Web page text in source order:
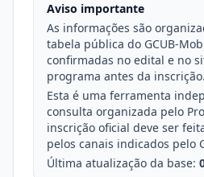
Aviso importante
As informações são
tabela pública do GCUB-
confirmadas no edital e no
programa antes da inscrição.
Esta é uma ferramenta
consulta organizada pelo
inscrição oficial deve ser
pelos canais indicados pelo
Última atualização da base: